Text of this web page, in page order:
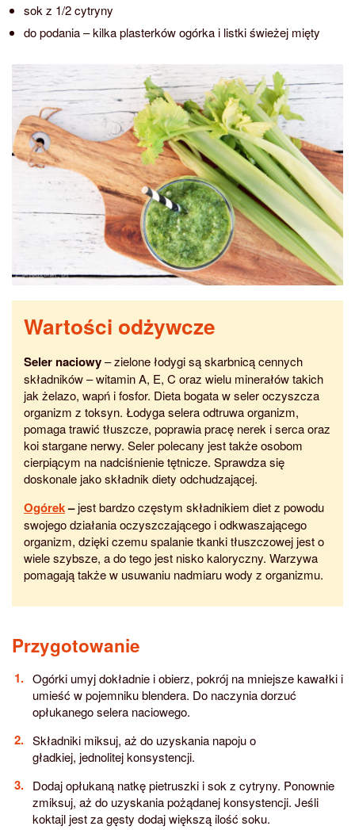
sok z 1/2 cytryny
do podania – kilka plasterków ogórka i listki świeżej mięty
Wartości odżywcze
Seler naciowy– zielone łodygi są skarbnicą cennych
składników – witamin A, E, C oraz wielu minerałów takich
jak żelazo, wapń i fosfor. Dieta bogata w seler oczyszcza
organizm z toksyn. Łodyga selera odtruwa organizm,
pomaga trawić tłuszcze, poprawia pracę nerek i serca oraz
koi stargane nerwy. Seler polecany jest także osobom
cierpiącym na nadciśnienie tętnicze. Sprawdza się
doskonale jako składnik diety odchudzającej.
Ogórek–jest bardzo częstym składnikiem diet z powodu
swojego działania oczyszczającego i odkwaszającego
organizm, dzięki czemu spalanie tkanki tłuszczowej jest o
wiele szybsze, a do tego jest nisko kaloryczny. Warzywa
pomagają także w usuwaniu nadmiaru wody z organizmu.
Przygotowanie
Ogórki umyj dokładnie i obierz, pokrój na mniejsze kawałki i
umieść w pojemniku blendera. Do naczynia dorzuć
opłukanego selera naciowego.
Składniki miksuj, aż do uzyskania napoju o
gładkiej, jednolitej konsystencji.
Dodaj opłukaną natkę pietruszki i sok z cytryny. Ponownie
zmiksuj, aż do uzyskania pożądanej konsystencji. Jeśli
koktajl jest za gęsty dodaj większą ilość soku.